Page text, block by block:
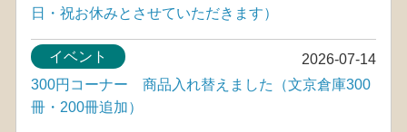
日・祝お休みとさせていただきます）
2026-07-14
イベント
300円コーナー 商品入れ替えました（文京倉庫300
冊・200冊追加）